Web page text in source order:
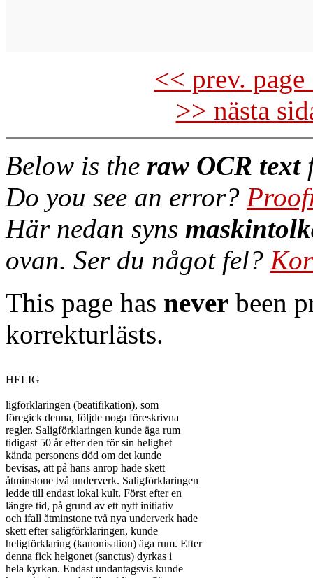
<< prev.
>> nästa
Below is the raw OCR text
Do you see an error?
Här nedan syns
ovan. Ser du något fel?
This page has never been
korrekturlästs.
HELIG
ligförklaringen (beatifikation), som
föregick denna, följde noga föreskrivna
regler. Saligförklaringen kunde äga rum
tidigast 50 år efter den för sin helighet
kända personens död om det kunde
bevisas, att på hans anrop hade skett
åtminstone två underverk. Saligförklaringen
ledde till endast lokal kult. Först efter en
längre tid, på grund av ett nytt initiativ
och ifall åtminstone två nya underverk hade
skett efter saligförklaringen, kunde
heligförklaring (kanonisation) äga rum. Efter
denna fick helgonet (sanctus) dyrkas i
hela kyrkan. Endast undantagsvis kunde